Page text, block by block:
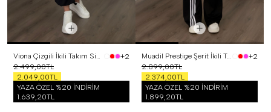
Viona Çizgili İkili Takım Siyah
+2
2.499,00TL
2.049,00TL
YAZA ÖZEL %20 İNDİRİM
1.639,20TL
Muadil Prestige Şerit İkili Takım Siyah
+2
2.899,00TL
2.374,00TL
YAZA ÖZEL %20 İNDİRİM
1.899,20TL